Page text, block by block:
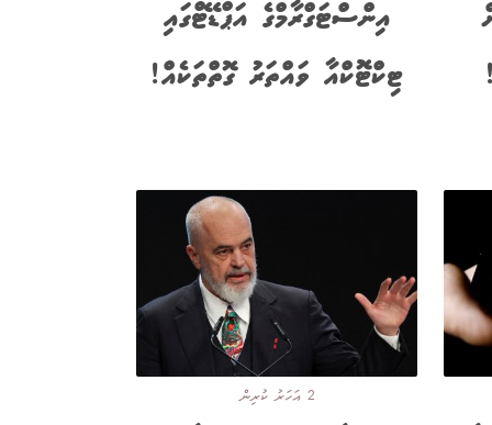
އިންސްޓަގްރާމްގެ އަޕްޑޭޓްގައި
ޓިކްޓޮކްއާ ވައްތަރު ގޮތްތަކެއް!
2 އަހަރު ކުރިން